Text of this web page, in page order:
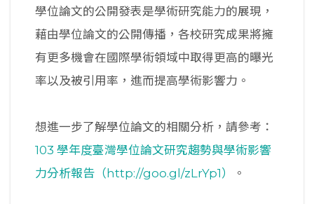
學位論文的公開發表是學術研究能力的展現，
藉由學位論文的公開傳播，各校研究成果將擁
有更多機會在國際學術領域中取得更高的曝光
率以及被引用率，進而提高學術影響力。
想進一步了解學位論文的相關分析，請參考：
103 學年度臺灣學位論文研究趨勢與學術影響
力分析報告（http://goo.gl/zLrYp1）
。